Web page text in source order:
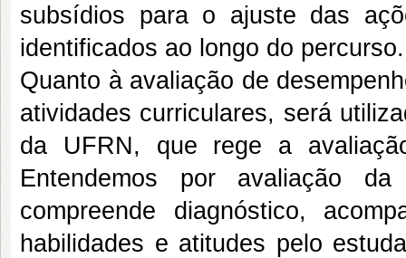
subsídios para o ajuste das
identificados ao longo do percurso.
Quanto à avaliação de
atividades curriculares, será
da UFRN, que rege a
Entendemos por avaliação
compreende diagnóstico,
habilidades e atitudes pelo